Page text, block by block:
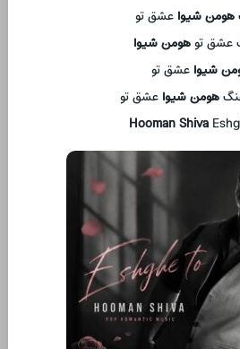
هومن شیوا عشق تو
عشق توهومن شیوا
شیوا عشق تو
هومن شیوا عشق تو
Hooman Shiva